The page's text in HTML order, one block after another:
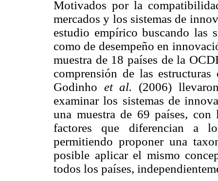
Motivados por la
mercados y los sistemas de
estudio empírico buscando las
como de desempeño en
muestra de 18 países de la
comprensión de las
Godinho et al. (2006)
examinar los sistemas de
una muestra de 69 países,
factores que diferencian a
permitiendo proponer una
posible aplicar el mismo
todos los países,